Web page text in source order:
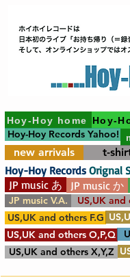
Hoy-Hoy home Hoy-
Hoy-Hoy Records Yahoo!
new arrivals
t-
JP music あ JP music か
JP music V.A.
US,UK and
US,UK and others F.G
US,UK and others O,P,Q
US,UK and others X,Y,Z
Hoy-Hoy Records Orignal